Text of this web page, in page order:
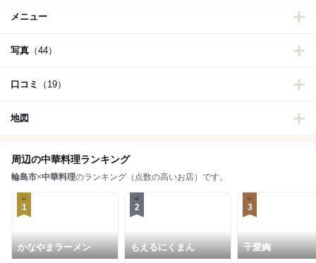
メニュー
写真 （44）
口コミ （19）
地図
周辺の中華料理ランキング
輪島市×中華料理のランキング（点数の高いお店）です。
1
かなやまラーメン
2
もえるにくまん
3
千愛綯